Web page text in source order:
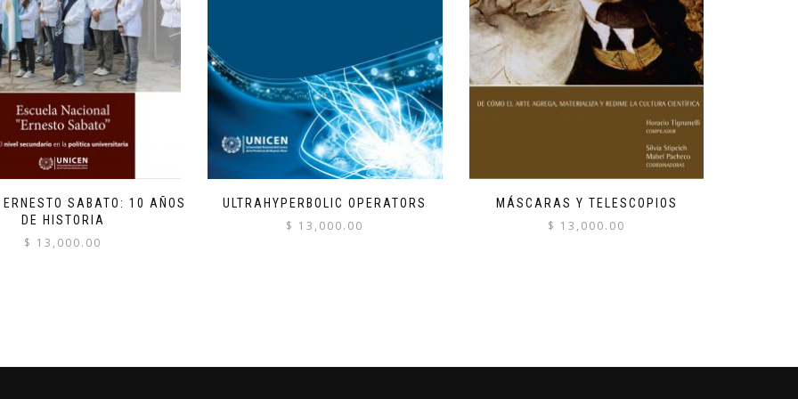
ERNESTO SABATO: 10 AÑOS
DE HISTORIA
$ 13,000.00
ULTRAHYPERBOLIC OPERATORS
$ 13,000.00
MÁSCARAS Y TELESCOPIOS
$ 13,000.00